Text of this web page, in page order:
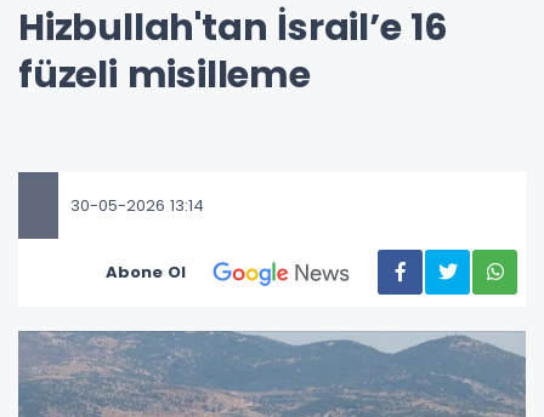
Hizbullah'tan İsrail’e 16
füzeli misilleme
30-05-2026 13:14
Abone Ol